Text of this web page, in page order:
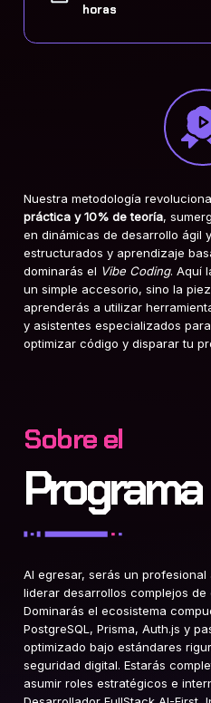
horas
Nuestra metodología
práctica y 10% de teoría,
en dinámicas de desarrollo ágil
estructurados y aprendizaje
dominarás el Vibe Coding. Aquí
un simple accesorio, sino la
aprenderás a utilizar
y asistentes especializados
optimizar código y disparar tu
Sobre el
Programa
Al egresar, serás un
liderar desarrollos complejos de
Dominarás el ecosistema
PostgreSQL, Prisma, Auth.js y
optimizado bajo estándares
seguridad digital. Estarás
asumir roles estratégicos e